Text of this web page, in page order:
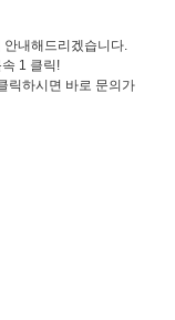
내해드리겠습니다.
1 클릭!
릭하시면 바로 문의가